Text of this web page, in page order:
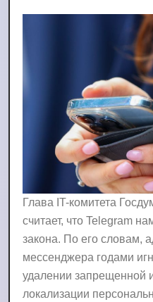
Глава IT-комитета
считает, что Telegram
закона. По его словам,
мессенджера годами
удалении запрещенной
локализации